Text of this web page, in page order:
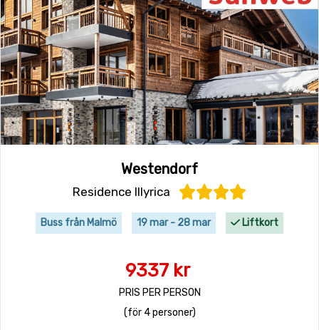
Westendorf
Residence Illyrica
Buss från Malmö 19 mar - 28 mar Liftkort
9337 kr
PRIS PER PERSON
(för 4 personer)